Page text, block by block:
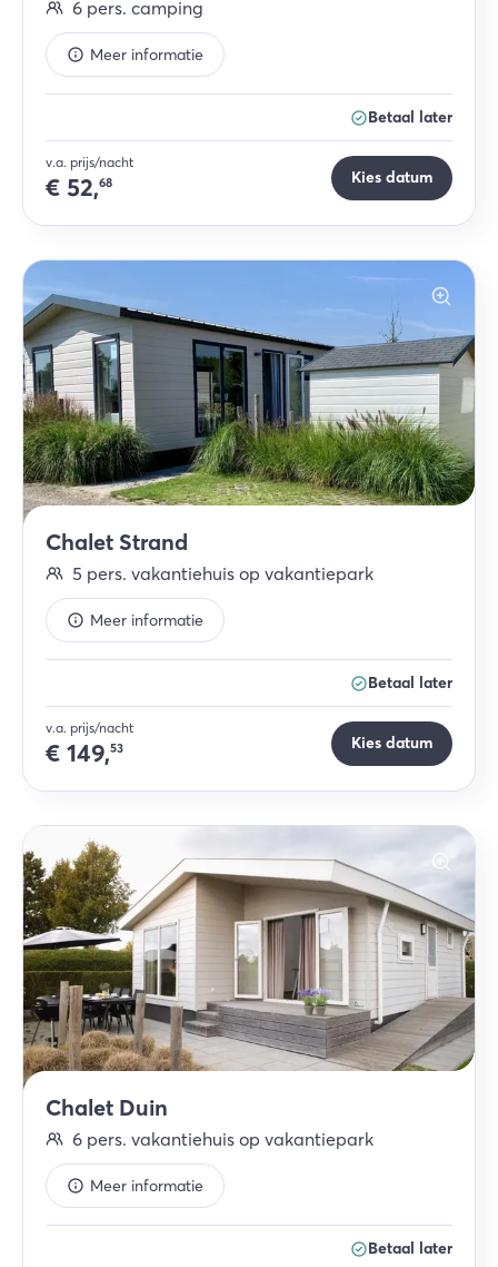
6 pers. camping
Meer informatie
Betaal later
v.a. prijs/nacht
€ 52,68 Kies datum
Chalet Strand
5 pers. vakantiehuis op vakantiepark
Meer informatie
Betaal later
v.a. prijs/nacht
€ 149,53 Kies datum
Chalet Duin
6 pers. vakantiehuis op vakantiepark
Meer informatie
Betaal later